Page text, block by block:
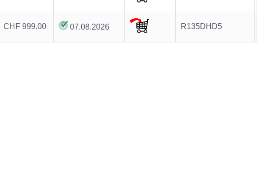
CHF 999.00 07.08.2026 R135DHD5